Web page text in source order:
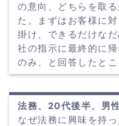
の意向、どちらを取
た。まずはお客様に
掛け、できるだけな
社の指示に最終的に
のみ、と回答したと
法務、20代後半、男
なぜ法務に興味を持